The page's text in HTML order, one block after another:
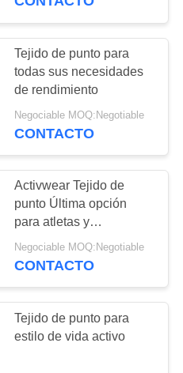
de
Tejido de punto para
todas sus necesidades
de rendimiento
Negociable MOQ:Negotiable
CONTACTO
Activwear Tejido de
punto Última opción
para atletas y
entusiastas del fitness
Negociable MOQ:Negotiable
CONTACTO
Tejido de punto para
estilo de vida activo